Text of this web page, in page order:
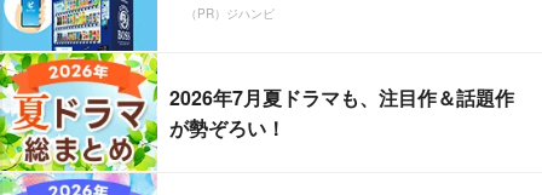
（PR）ジハンピ
2026年7月夏ドラマも、注目作＆話題作
が勢ぞろい！